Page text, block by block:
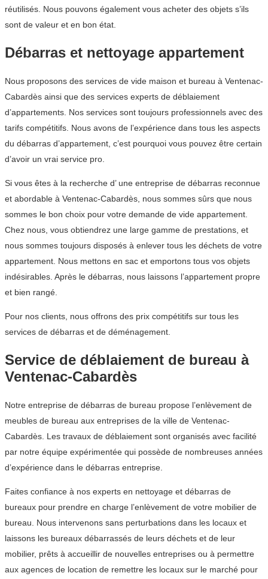
réutilisés. Nous pouvons également vous acheter des objets s’ils
sont de valeur et en bon état.
Débarras et nettoyage appartement
Nous proposons des services de vide maison et bureau à Ventenac-
Cabardès ainsi que des services experts de déblaiement
d’appartements. Nos services sont toujours professionnels avec des
tarifs compétitifs. Nous avons de l’expérience dans tous les aspects
du débarras d’appartement, c’est pourquoi vous pouvez être certain
d’avoir un vrai service pro.
Si vous êtes à la recherche d’ une entreprise de débarras reconnue
et abordable à Ventenac-Cabardès, nous sommes sûrs que nous
sommes le bon choix pour votre demande de vide appartement.
Chez nous, vous obtiendrez une large gamme de prestations, et
nous sommes toujours disposés à enlever tous les déchets de votre
appartement. Nous mettons en sac et emportons tous vos objets
indésirables. Après le débarras, nous laissons l’appartement propre
et bien rangé.
Pour nos clients, nous offrons des prix compétitifs sur tous les
services de débarras et de déménagement.
Service de déblaiement de bureau à
Ventenac-Cabardès
Notre entreprise de débarras de bureau propose l’enlèvement de
meubles de bureau aux entreprises de la ville de Ventenac-
Cabardès. Les travaux de déblaiement sont organisés avec facilité
par notre équipe expérimentée qui possède de nombreuses années
d’expérience dans le débarras entreprise.
Faites confiance à nos experts en nettoyage et débarras de
bureaux pour prendre en charge l’enlèvement de votre mobilier de
bureau. Nous intervenons sans perturbations dans les locaux et
laissons les bureaux débarrassés de leurs déchets et de leur
mobilier, prêts à accueillir de nouvelles entreprises ou à permettre
aux agences de location de remettre les locaux sur le marché pour